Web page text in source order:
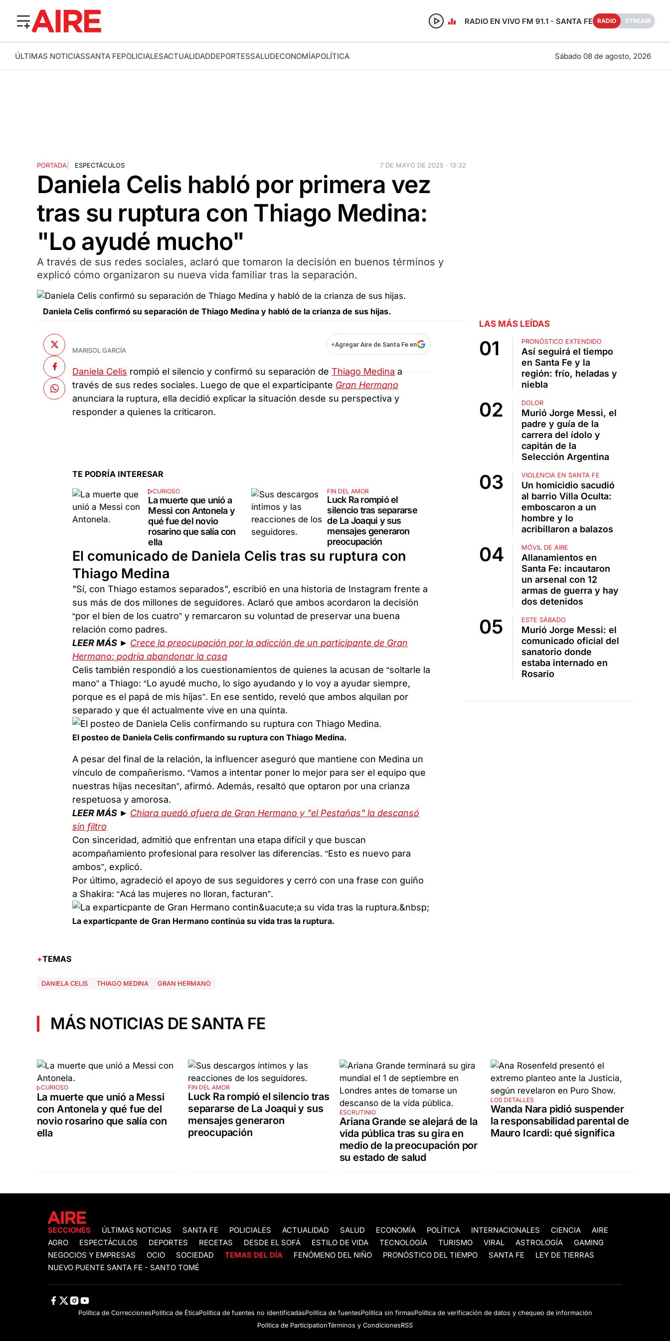
RADIO EN VIVO FM 91.1 - SANTA FE RADIO STREAM
ÚLTIMAS NOTICIASSANTA FEPOLICIALESACTUALIDADDEPORTESSALUDECONOMÍAPOLÍTICA Sábado 08 de agosto, 2026
PORTADA| ESPECTÁCULOS 7 DE MAYO DE 2025 · 13:32
Daniela Celis habló por primera vez
tras su ruptura con Thiago Medina:
"Lo ayudé mucho"
A través de sus redes sociales, aclaró que tomaron la decisión en buenos términos y
explicó cómo organizaron su nueva vida familiar tras la separación.
Daniela Celis confirmó su separación de Thiago Medina y habló de la crianza de sus hijas.
MARISOL GARCÍA
+Agregar Aire de Santa Fe en
Daniela Celis rompió el silencio y confirmó su separación deThiago Medina a
través de sus redes sociales. Luego de que el exparticipante Gran Hermano
anunciara la ruptura, ella decidió explicar la situación desde su perspectiva y
responder a quienes la criticaron.
TE PODRÍA INTERESAR
CURIOSO
La muerte que unió a
Messi con Antonela y
qué fue del novio
rosarino que salía con
ella
FIN DEL AMOR
Luck Ra rompió el
silencio tras separarse
de La Joaqui y sus
mensajes generaron
preocupación
El comunicado de Daniela Celis tras su ruptura con
Thiago Medina
"Sí, con Thiago estamos separados", escribió en una historia de Instagram frente a
sus más de dos millones de seguidores. Aclaró que ambos acordaron la decisión
“por el bien de los cuatro” y remarcaron su voluntad de preservar una buena
relación como padres.
LEER MÁS ► Crece la preocupación por la adicción de un participante de Gran
Hermano: podría abandonar la casa
Celis también respondió a los cuestionamientos de quienes la acusan de “soltarle la
mano” a Thiago: “Lo ayudé mucho, lo sigo ayudando y lo voy a ayudar siempre,
porque es el papá de mis hijas”. En ese sentido, reveló que ambos alquilan por
separado y que él actualmente vive en una quinta.
El posteo de Daniela Celis confirmando su ruptura con Thiago Medina.
A pesar del final de la relación, la influencer aseguró que mantiene con Medina un
vínculo de compañerismo. “Vamos a intentar poner lo mejor para ser el equipo que
nuestras hijas necesitan”, afirmó. Además, resaltó que optaron por una crianza
respetuosa y amorosa.
LEER MÁS ► Chiara quedó afuera de Gran Hermano y "el Pestañas" la descansó
sin filtro
Con sinceridad, admitió que enfrentan una etapa difícil y que buscan
acompañamiento profesional para resolver las diferencias. “Esto es nuevo para
ambos”, explicó.
Por último, agradeció el apoyo de sus seguidores y cerró con una frase con guiño
a Shakira: “Acá las mujeres no lloran, facturan”.
La exparticpante de Gran Hermano continúa su vida tras la ruptura.
LAS MÁS LEÍDAS
PRONÓSTICO EXTENDIDO
Así seguirá el tiempo
en Santa Fe y la
región: frío, heladas y
niebla
DOLOR
Murió Jorge Messi, el
padre y guía de la
carrera del ídolo y
capitán de la
Selección Argentina
VIOLENCIA EN SANTA FE
Un homicidio sacudió
al barrio Villa Oculta:
emboscaron a un
hombre y lo
acribillaron a balazos
MÓVIL DE AIRE
Allanamientos en
Santa Fe: incautaron
un arsenal con 12
armas de guerra y hay
dos detenidos
ESTE SÁBADO
Murió Jorge Messi: el
comunicado oficial del
sanatorio donde
estaba internado en
Rosario
TEMAS
DANIELA CELIS THIAGO MEDINA GRAN HERMANO
MÁS NOTICIAS DE SANTA FE
CURIOSO
La muerte que unió a Messi
con Antonela y qué fue del
novio rosarino que salía con
ella
FIN DEL AMOR
Luck Ra rompió el silencio tras
separarse de La Joaqui y sus
mensajes generaron
preocupación
ESCRUTINIO
Ariana Grande se alejará de la
vida pública tras su gira en
medio de la preocupación por
su estado de salud
LOS DETALLES
Wanda Nara pidió suspender
la responsabilidad parental de
Mauro Icardi: qué significa
SECCIONES ÚLTIMAS NOTICIAS SANTA FE POLICIALES ACTUALIDAD SALUD ECONOMÍA POLÍTICA INTERNACIONALES CIENCIA
AIRE
AGRO
ESPECTÁCULOS DEPORTES RECETAS DESDE EL SOFÁ ESTILO DE VIDA TECNOLOGÍA TURISMO VIRAL ASTROLOGÍA
GAMING
NEGOCIOS Y EMPRESAS
OCIO SOCIEDAD TEMAS DEL DÍA FENÓMENO DEL NIÑO PRONÓSTICO DEL TIEMPO SANTA FE
LEY DE TIERRAS
NUEVO PUENTE SANTA FE - SANTO TOMÉ
Política de CorreccionesPolitica de ÉticaPolítica de fuentes no identificadasPolítica de fuentesPolítica sin firmasPolítica de verificación de datos y chequeo de información
Politica de ParticipationTérminos y CondicionesRSS